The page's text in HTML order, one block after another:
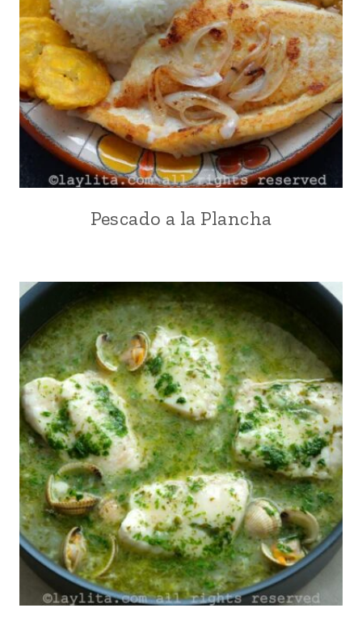
ASADOS
CORVINA
|
ECUADOR
|
ESPAÑA
|
FÁCILES
|
INTERNACIONAL
|
LATINO/HISPANO
|
MEXICO
Y
CENTROAMERICA
|
OREGANO
|
PARA
Pescado a la Plancha